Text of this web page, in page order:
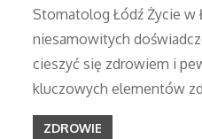
Stomatolog Łódź Życie w
niesamowitych
cieszyć się zdrowiem i
kluczowych elementów
ZDROWIE